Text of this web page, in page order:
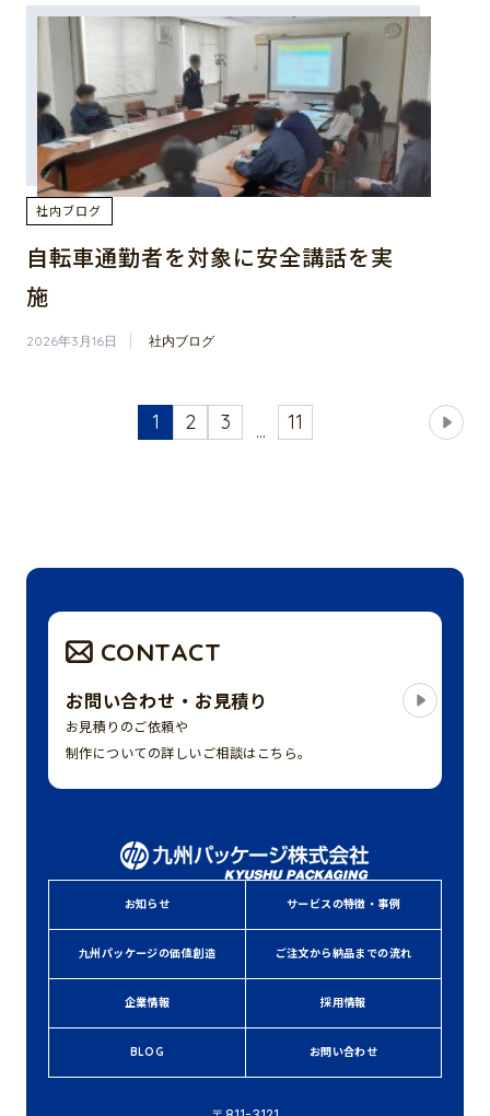
社内ブログ
自転車通勤者を対象に安全講話を実
施
2026年3月16日 社内ブログ
1 2 3 ... 11
CONTACT
お問い合わせ・お見積り
お見積りのご依頼や
制作についての詳しいご相談はこちら。
お知らせ サービスの特徴・事例
九州パッケージの価値創造 ご注文から納品までの流れ
企業情報 採用情報
BLOG お問い合わせ